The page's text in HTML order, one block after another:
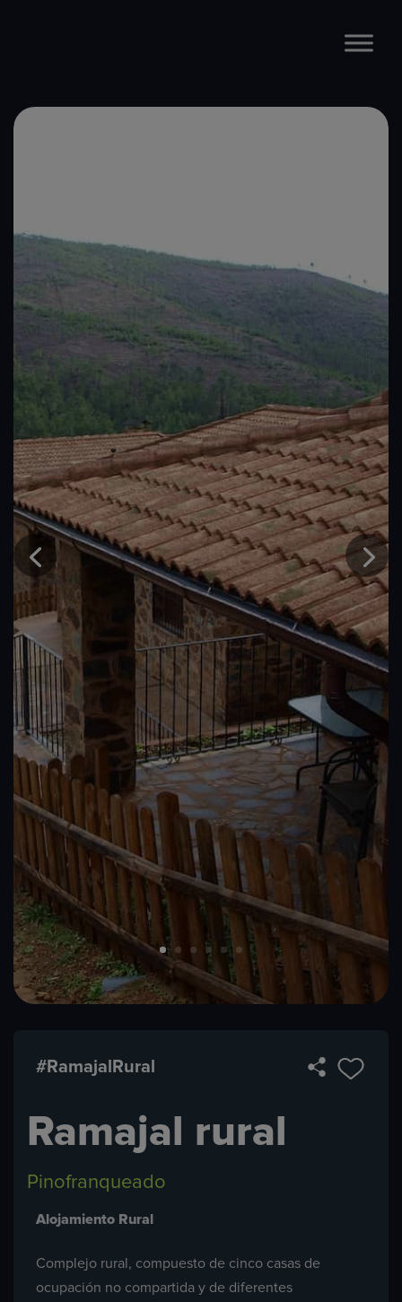
#RamajalRural
Ramajal rural
Pinofranqueado
Alojamiento Rural
Complejo rural, compuesto de cinco casas de
ocupación no compartida y de diferentes